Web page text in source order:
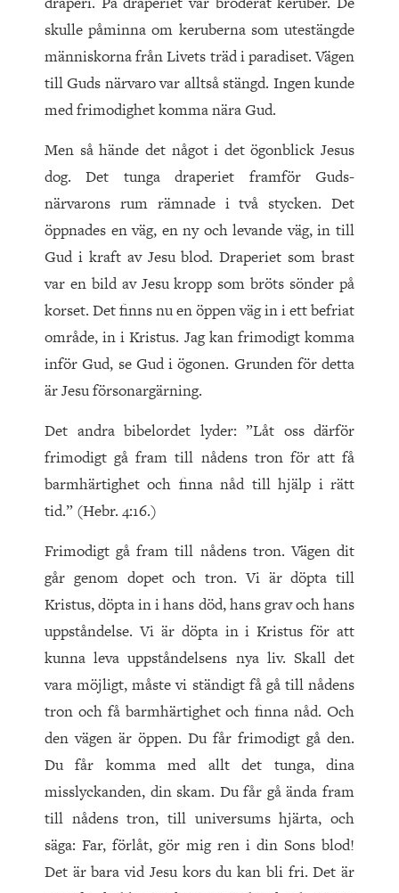
skulle påminna om keruberna som utestängde
människorna från Livets träd i paradiset. Vägen
till Guds närvaro var alltså stängd. Ingen kunde
med frimodighet komma nära Gud.
Men så hände det något i det ögonblick Jesus
dog. Det tunga draperiet framför Guds-
närvarons rum rämnade i två stycken. Det
öppnades en väg, en ny och levande väg, in till
Gud i kraft av Jesu blod. Draperiet som brast
var en bild av Jesu kropp som bröts sönder på
korset. Det finns nu en öppen väg in i ett befriat
område, in i Kristus. Jag kan frimodigt komma
inför Gud, se Gud i ögonen. Grunden för detta
är Jesu försonargärning.
Det andra bibelordet lyder: ”Låt oss därför
frimodigt gå fram till nådens tron för att få
barmhärtighet och finna nåd till hjälp i rätt
tid.” (Hebr. 4:16.)
Frimodigt gå fram till nådens tron. Vägen dit
går genom dopet och tron. Vi är döpta till
Kristus, döpta in i hans död, hans grav och hans
uppståndelse. Vi är döpta in i Kristus för att
kunna leva uppståndelsens nya liv. Skall det
vara möjligt, måste vi ständigt få gå till nådens
tron och få barmhärtighet och finna nåd. Och
den vägen är öppen. Du får frimodigt gå den.
Du får komma med allt det tunga, dina
misslyckanden, din skam. Du får gå ända fram
till nådens tron, till universums hjärta, och
säga: Far, förlåt, gör mig ren i din Sons blod!
Det är bara vid Jesu kors du kan bli fri. Det är